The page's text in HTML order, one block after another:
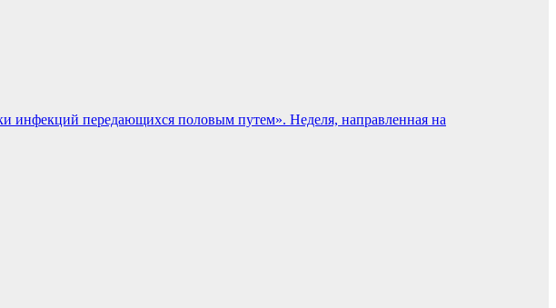
инфекций передающихся половым путем». Неделя, направленная на